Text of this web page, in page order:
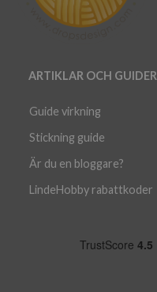
ARTIKLAR OCH GUIDER
Guide virkning
Stickning guide
Är du en bloggare?
LindeHobby rabattkoder